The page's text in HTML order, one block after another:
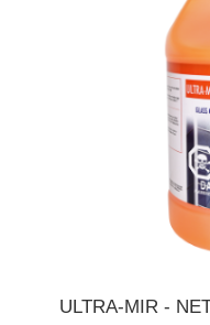
ULTRA-MIR -